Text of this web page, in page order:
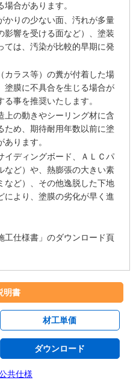
合があります。
かりの少ない面、汚れが多量
影響を受ける面など）、塗装
ては、汚染が比較的早期に発
カラス等）の糞が付着した場
塗膜に不具合を生じる場合が
事を推奨いたします。
上の動きやシーリング材に含
ため、期待耐用年数以前に塗
ります。
イディングボード、ＡＬＣパ
など）や、熱膨張の大きい素
など）、その他逸脱した下地
により、塗膜の劣化が早く進
工仕様書」のダウンロード頁
明書
材工単価
ダウンロード
共仕様